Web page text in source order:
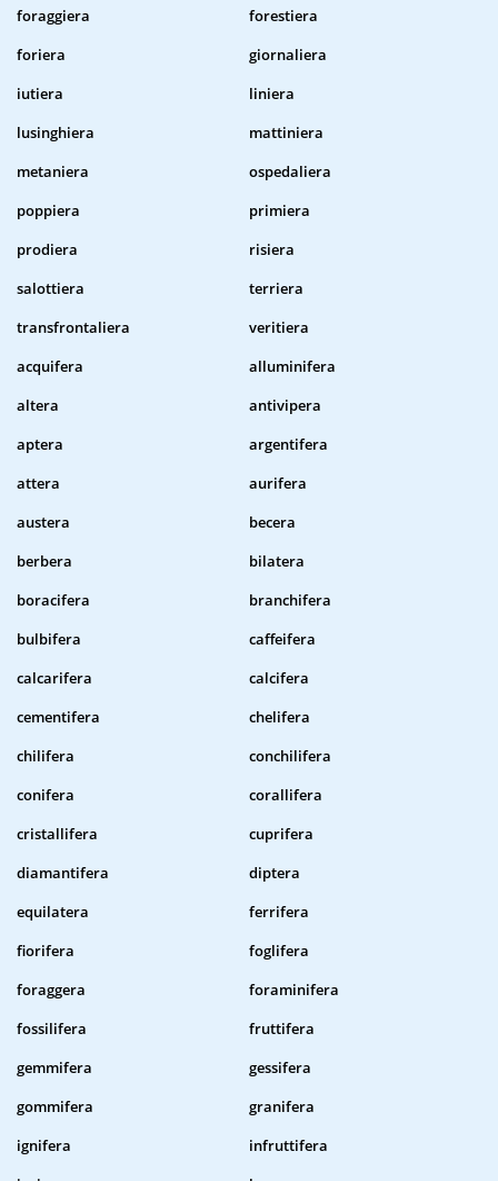
foraggiera
forestiera
foriera
giornaliera
iutiera
liniera
lusinghiera
mattiniera
metaniera
ospedaliera
poppiera
primiera
prodiera
risiera
salottiera
terriera
transfrontaliera
veritiera
acquifera
alluminifera
altera
antivipera
aptera
argentifera
attera
aurifera
austera
becera
berbera
bilatera
boracifera
branchifera
bulbifera
caffeifera
calcarifera
calcifera
cementifera
chelifera
chilifera
conchilifera
conifera
corallifera
cristallifera
cuprifera
diamantifera
diptera
equilatera
ferrifera
fiorifera
foglifera
foraggera
foraminifera
fossilifera
fruttifera
gemmifera
gessifera
gommifera
granifera
ignifera
infruttifera